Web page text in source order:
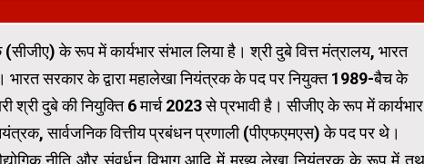
के रूप में कार्यभार संभाल लिया है। श्री दुबे वित्त मंत्रालय, भारत
सरकार के द्वारा महालेखा नियंत्रक के पद पर नियुक्त 1989-बैच के
दुबे की नियुक्ति 6 मार्च 2023 से प्रभावी है। सीजीए के रूप में कार्यभार
सार्वजनिक वित्तीय प्रबंधन प्रणाली (पीएफएमएस) के पद पर थे।
नीति और संवर्धन विभाग आदि में मुख्य लेखा नियंत्रक के रूप में